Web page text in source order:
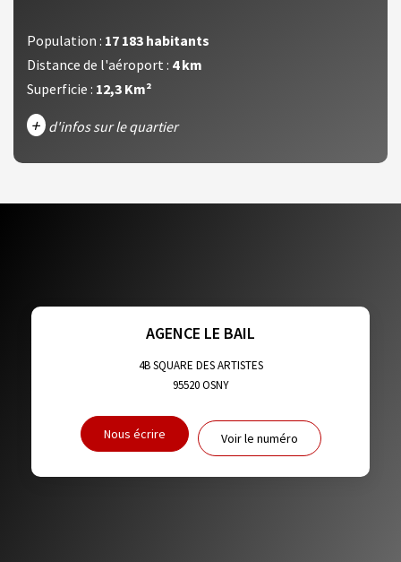
Population : 17 183 habitants
Distance de l'aéroport : 4 km
Superficie : 12,3 Km²
+ d'infos sur le quartier
DISTANCE DE L'AÉROPORT : SUPERFICIE :
RESTAURANTS ET CAFÉS COMMERCES
AGENCE LE BAIL
4B SQUARE DES ARTISTES
95520OSNY
Nous écrire Voir le numéro